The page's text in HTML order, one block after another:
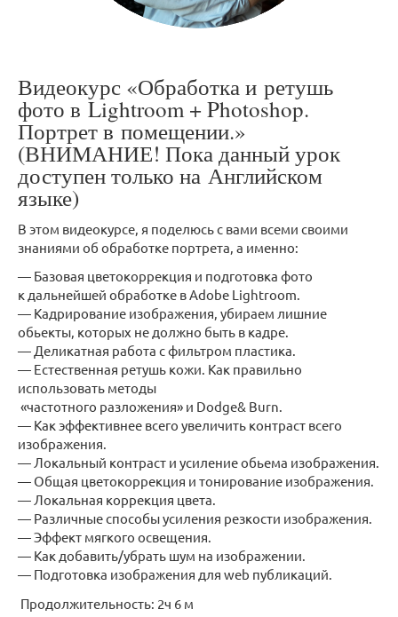
Видеокурс «Обработка и ретушь
фото в Lightroom + Photoshop.
Портрет в помещении.»
(ВНИМАНИЕ! Пока данный урок
доступен только на Английском
языке)
В этом видеокурсе, я поделюсь с вами всеми своими
знаниями об обработке портрета, а именно:
— Базовая цветокоррекция и подготовка фото
к дальнейшей обработке в Adobe Lightroom.
— Кадрирование изображения, убираем лишние
обьекты, которых не должно быть в кадре.
— Деликатная работа с фильтром пластика.
— Естественная ретушь кожи. Как правильно
использовать методы
«частотного разложения» и Dodge& Burn.
— Как эффективнее всего увеличить контраст всего
изображения.
— Локальный контраст и усиление обьема изображения.
— Общая цветокоррекция и тонирование изображения.
— Локальная коррекция цвета.
— Различные способы усиления резкости изображения.
— Эффект мягкого освещения.
— Как добавить/убрать шум на изображении.
— Подготовка изображения для web публикаций.
Продолжительность: 2ч 6 м